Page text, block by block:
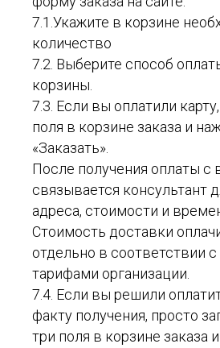
7.1.Укажите в корзине
количество
7.2. Выберите способ
корзины.
7.3. Если вы оплатили
поля в корзине заказа и
«Заказать».
После получения оплаты с
связывается консультант
адреса, стоимости и
Стоимость доставки
отдельно в соответствии
тарифами организации.
7.4. Если вы решили
факту получения, просто
три поля в корзине заказа